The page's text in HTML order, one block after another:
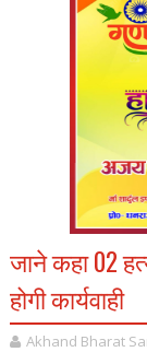
जाने कहा 02
होगी कार्यवाही
Akhand Bharat